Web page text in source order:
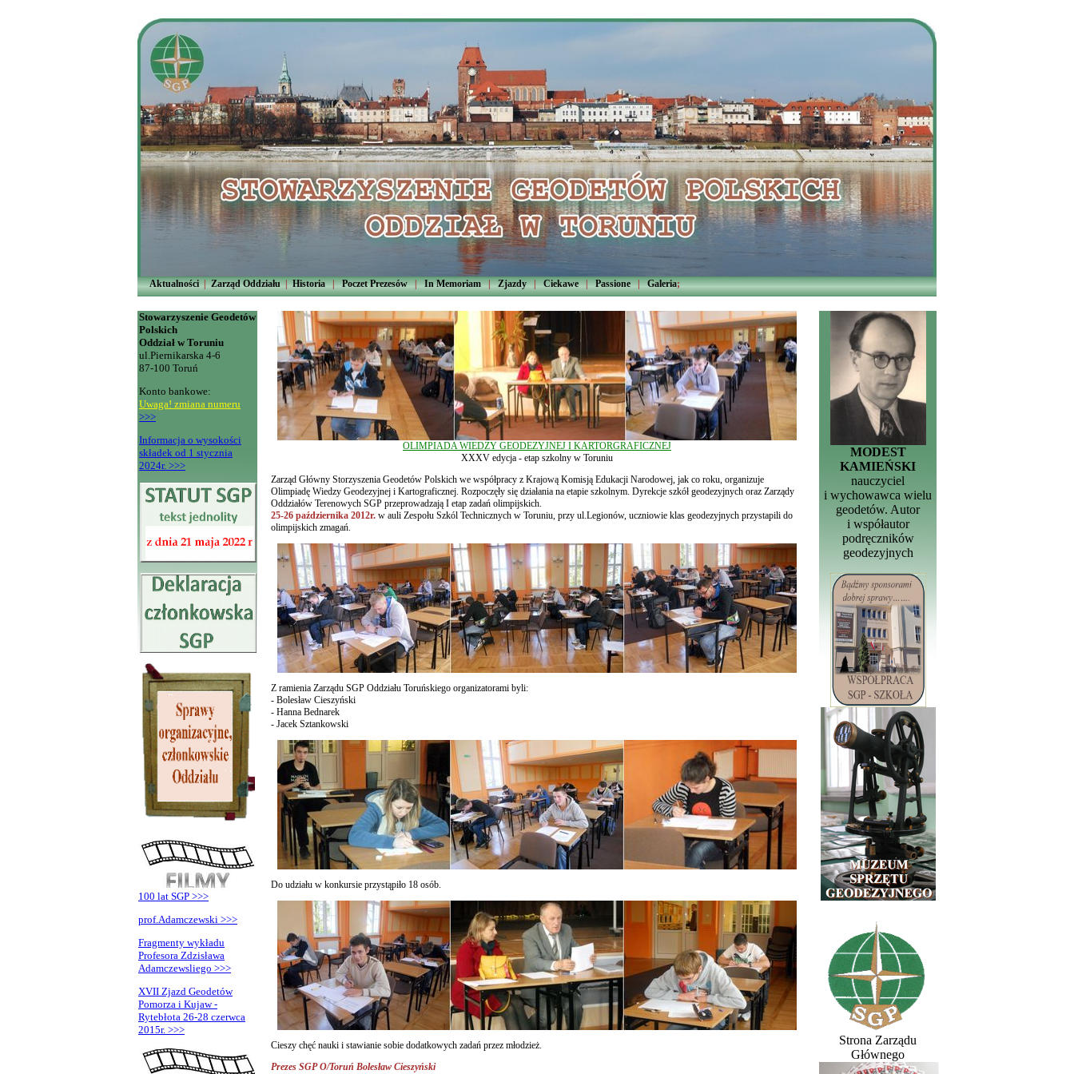
Aktualności|Zarząd Oddziału|Historia | Poczet Prezesów | In Memoriam | Zjazdy | Ciekawe | Passione | Galeria;
Stowarzyszenie Geodetów
Polskich
Oddział w Toruniu
ul.Piernikarska 4-6
87-100 Toruń
Konto bankowe:
Uwaga! zmiana numeru
>>>
Informacja o wysokości
składek od 1 stycznia
2024r. >>>
100 lat SGP >>>
prof.Adamczewski >>>
Fragmenty wykładu
Profesora Zdzisława
Adamczewsliego >>>
XVII Zjazd Geodetów
Pomorza i Kujaw -
Rytebłota 26-28 czerwca
2015r. >>>
MODEST
KAMIEŃSKI
nauczyciel
i wychowawca wielu
geodetów. Autor
i współautor
podręczników
geodezyjnych
Strona Zarządu
Głównego
OLIMPIADA WIEDZY GEODEZYJNEJ I KARTORGRAFICZNEJ
XXXV edycja - etap szkolny w Toruniu
Zarząd Główny Storzyszenia Geodetów Polskich we współpracy z Krajową Komisją Edukacji Narodowej, jak co roku, organizuje
Olimpiadę Wiedzy Geodezyjnej i Kartograficznej. Rozpoczęły się działania na etapie szkolnym. Dyrekcje szkół geodezyjnych oraz Zarządy
Oddziałów Terenowych SGP przeprowadzają I etap zadań olimpijskich.
25-26 października 2012r. w auli Zespołu Szkól Technicznych w Toruniu, przy ul.Legionów, uczniowie klas geodezyjnych przystapili do
olimpijskich zmagań.
Z ramienia Zarządu SGP Oddziału Toruńskiego organizatorami byli:
- Bolesław Cieszyński
- Hanna Bednarek
- Jacek Sztankowski
Do udziału w konkursie przystąpiło 18 osób.
Cieszy chęć nauki i stawianie sobie dodatkowych zadań przez młodzież.
Prezes SGP O/Toruń Bolesław Cieszyński